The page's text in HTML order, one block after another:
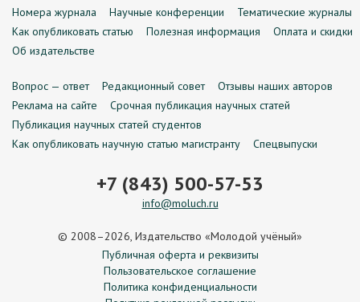
Номера журнала Научные конференции
Тематические журналы
Как опубликовать статью
Полезная информация
Оплата и скидки
Об издательстве
Вопрос — ответ Редакционный совет
Отзывы наших авторов
Реклама на сайте
Срочная публикация научных статей
Публикация научных статей студентов
Как опубликовать научную статью магистранту
Спецвыпуски
+7 (843) 500-57-53
info@moluch.ru
© 2008–2026, Издательство «Молодой учёный»
Публичная оферта и реквизиты
Пользовательское соглашение
Политика конфиденциальности